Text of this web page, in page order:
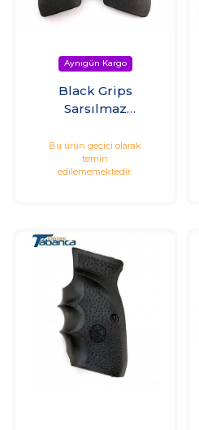
Black Grips
Sarsılmaz
Bu ürün geçici olarak
temin
edilememektedir.